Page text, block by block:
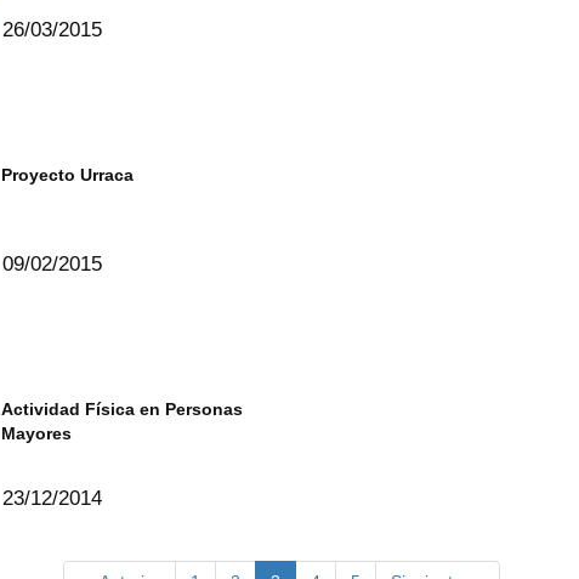
26/03/2015
Proyecto Urraca
09/02/2015
Actividad Física en Personas
Mayores
23/12/2014